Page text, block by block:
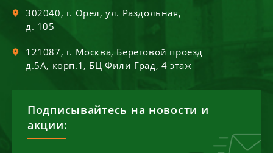
302040, г. Орел,ул. Раздольная,
д. 105
121087, г. Москва, Береговой проезд
д.5А, корп.1, БЦ Фили Град, 4 этаж
Подписывайтесь на новости и
акции: